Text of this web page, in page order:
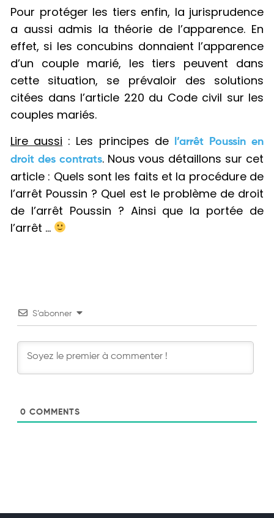
Pour protéger les tiers enfin, la jurisprudence
a aussi admis la théorie de l’apparence. En
effet, si les concubins donnaient l’apparence
d’un couple marié, les tiers peuvent dans
cette situation, se prévaloir des solutions
citées dans l’article 220 du Code civil sur les
couples mariés.
Lire aussi : Les principes de
l’arrêt Poussin en
droit des contrats. Nous vous détaillons sur cet
article : Quels sont les faits et la procédure de
l’arrêt Poussin ? Quel est le problème de droit
de l’arrêt Poussin ? Ainsi que la portée de
l’arrêt …
S’abonner
0 COMMENTS